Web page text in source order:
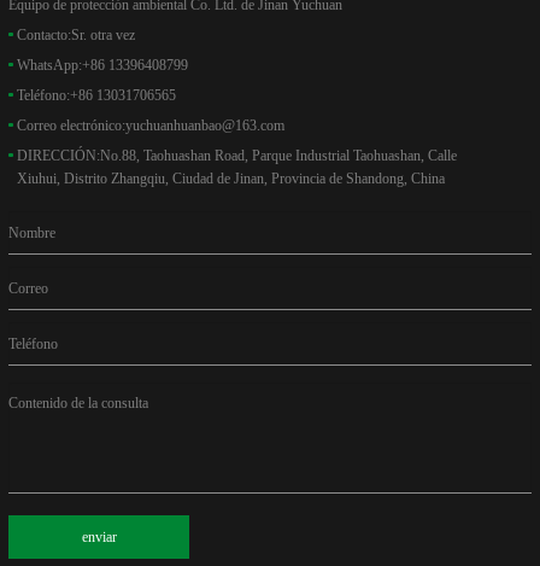
Equipo de protección ambiental Co. Ltd. de Jinan Yuchuan
Contacto:Sr. otra vez
WhatsApp:+86 13396408799
Teléfono:+86 13031706565
Correo electrónico:yuchuanhuanbao@163.com
DIRECCIÓN:No.88, Taohuashan Road, Parque Industrial Taohuashan, Calle
Xiuhui, Distrito Zhangqiu, Ciudad de Jinan, Provincia de Shandong, China
Nombre
Correo
Teléfono
Contenido de la consulta
enviar